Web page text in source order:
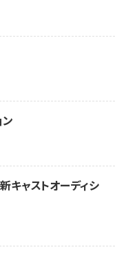
キャストオーディシ